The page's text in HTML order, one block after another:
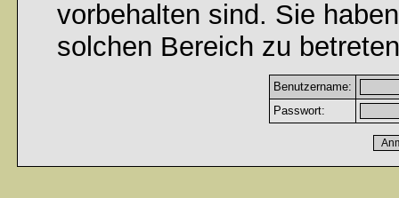
vorbehalten sind. Sie
solchen Bereich zu
Benutzername:
Passwort: